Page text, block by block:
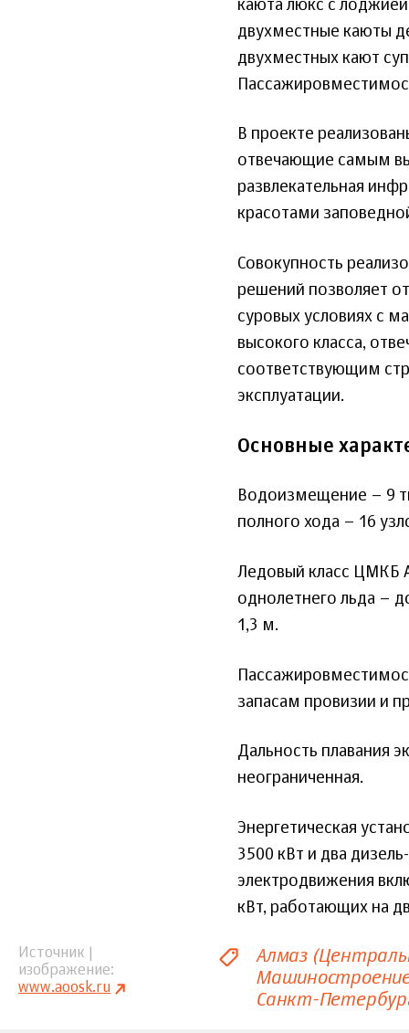
каюта люкс с
двухместные каюты
двухместных кают
В проекте
отвечающие самым
развлекательная
красотами
Совокупность
решений позволяет
суровых условиях с
высокого класса,
соответствующим
эксплуатации.
Основные
Водоизмещение – 9
полного хода – 16
Ледовый класс ЦМКБ
однолетнего льда –
1,3 м.
запасам провизии и
Дальность плавания
неограниченная.
Энергетическая
3500 кВт и два
электродвижения
кВт, работающих на
Источник |
изображение
www.aoosk.ru
Алмаз
Санкт-